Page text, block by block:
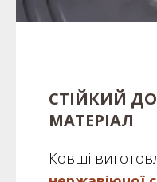
СТІЙКИЙ
МАТЕРІАЛ
Ковші